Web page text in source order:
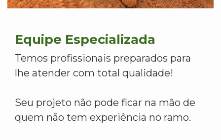
Equipe Especializada
Temos profissionais preparados para
lhe atender com total qualidade!
Seu projeto não pode ficar na mão de
quem não tem experiência no ramo.